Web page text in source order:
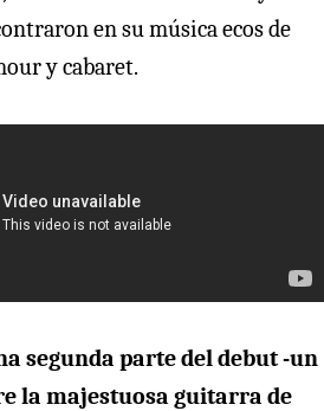
en su música ecos de
y cabaret.
segunda parte del debut -un
la majestuosa guitarra de